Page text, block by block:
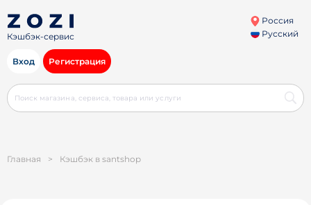
Кэшбэк-сервис
Россия
Русский
Вход Регистрация
Главная > Кэшбэк в santshop